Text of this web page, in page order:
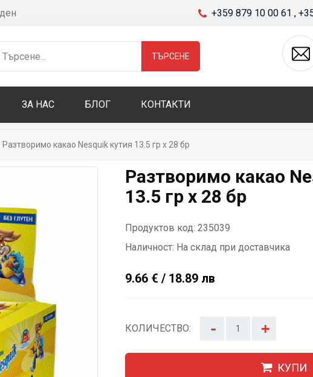
+359 879 10 00 61 ,
ТЪРСЕНЕ
ЗА НАС БЛОГ КОНТАКТИ
Разтворимо какао Nesquik кутия 13.5 гр х 28 бр
Разтворимо какао
13.5 гр х 28 бр
Продуктов код: 235039
Наличност: На склад при доставчика
9.66 € / 18.89 лв
КОЛИЧЕСТВО: - +
КУПИ